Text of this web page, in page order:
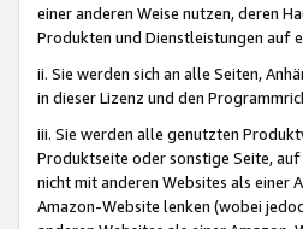
einer anderen Weise nutzen, deren
Produkten und Dienstleistungen auf
ii. Sie werden sich an alle Seiten,
in dieser Lizenz und den
iii. Sie werden alle genutzten
Produktseite oder sonstige Seite,
nicht mit anderen Websites als einer
Amazon-Website lenken (wobei